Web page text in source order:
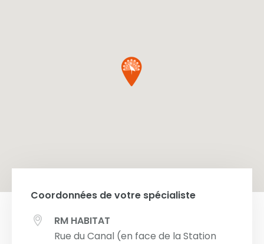
Coordonnées de votre spécialiste
RM HABITAT
Rue du Canal (en face de la Station